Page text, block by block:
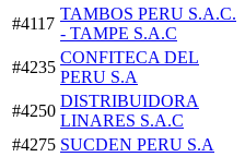
#4117
TAMBOS PERU S.A.C.
- TAMPE S.A.C
#4235
CONFITECA DEL
PERU S.A
#4250
DISTRIBUIDORA
LINARES S.A.C
#4275 SUCDEN PERU S.A